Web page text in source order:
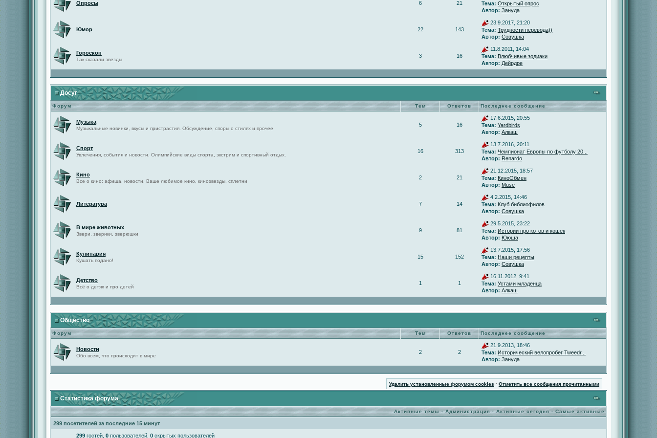
Опросы 6 21
Тема: Открытый опрос
Автор: Зануда
Юмор 22 143
23.9.2017, 21:20
Тема: Трудности перевода))
Автор: Совушка
Гороскоп
Так сказали звезды
3 16
11.8.2011, 14:04
Тема: Влюбчивые зодиаки
Автор: Дейрдре
Досуг
Форум Тем Ответов Последнее сообщение
Музыка
Музыкальные новинки, вкусы и пристрастия. Обсуждение, споры о стилях и прочее
5 16
17.6.2015, 20:55
Тема: Yardbirds
Автор: Алкаш
Спорт
Увлечения, события и новости. Олимпийские виды спорта, экстрим и спортивный отдых.
16 313
13.7.2016, 20:11
Тема: Чемпионат Европы по футболу 20...
Автор: Renardo
Кино
Все о кино: афиша, новости, Ваше любимое кино, кинозвезды, сплетни
2 21
21.12.2015, 18:57
Тема: КиноОбмен
Автор: Muse
Литература 7 14
4.2.2015, 14:46
Тема: Клуб библиофилов
Автор: Совушка
В мире животных
Звери, зверики, зверюшки
9 81
29.5.2015, 23:22
Тема: Истории про котов и кошек
Автор: Ююша
Кулинария
Кушать подано!
15 152
13.7.2015, 17:56
Тема: Наши рецепты
Автор: Совушка
Детство
Всё о детях и про детей
1 1
16.11.2012, 9:41
Тема: Устами младенца
Автор: Алкаш
Общество
Форум Тем Ответов Последнее сообщение
Новости
Обо всем, что происходит в мире
2 2
21.9.2013, 18:46
Тема: Исторический велопробег Tweedr...
Автор: Зануда
Удалить установленные форумом cookies · Отметить все сообщения прочитанными
Статистика форума
Активные темы·Администрация·Активные сегодня · Самые активные
299 посетителей за последние 15 минут
299 гостей, 0 пользователей, 0 скрытых пользователей